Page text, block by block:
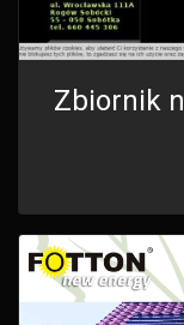
Zbiornik